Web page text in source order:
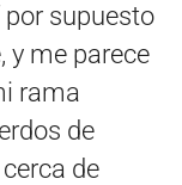
supuesto
y me parece
rama
de
de